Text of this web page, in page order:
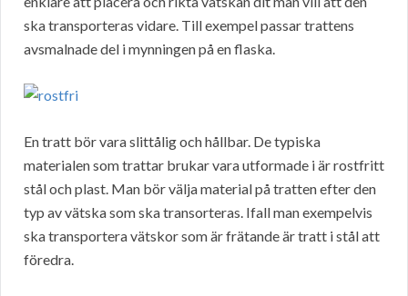
ska transporteras vidare. Till exempel passar trattens
avsmalnade del i mynningen på en flaska.
En tratt bör vara slittålig och hållbar. De typiska
materialen som trattar brukar vara utformade i är rostfritt
stål och plast. Man bör välja material på tratten efter den
typ av vätska som ska transorteras. Ifall man exempelvis
ska transportera vätskor som är frätande är tratt i stål att
föredra.